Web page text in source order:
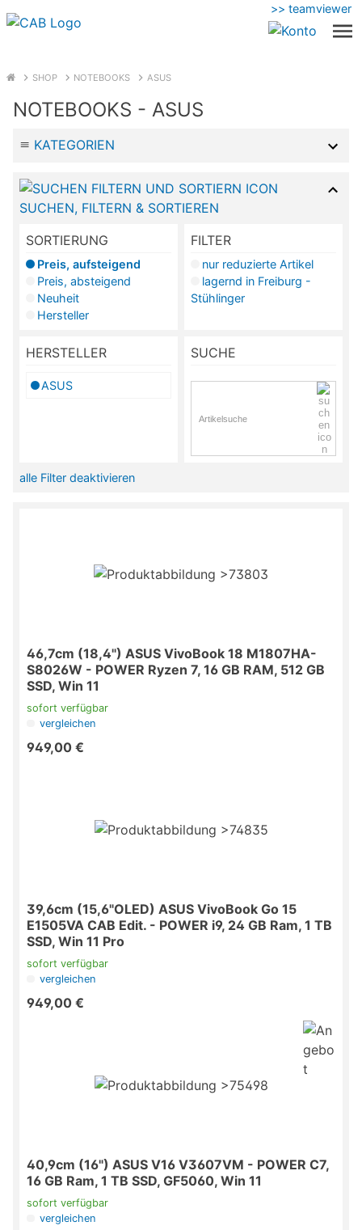
>> teamviewer
SHOP NOTEBOOKS ASUS
NOTEBOOKS - ASUS
KATEGORIEN
SUCHEN, FILTERN & SORTIEREN
SORTIERUNG
Preis, aufsteigend
Preis, absteigend
Neuheit
Hersteller
FILTER
nur reduzierte Artikel
lagernd in Freiburg -
Stühlinger
HERSTELLER
ASUS
SUCHE
alle Filter deaktivieren
46,7cm (18,4") ASUS VivoBook 18 M1807HA-
S8026W - POWER Ryzen 7, 16 GB RAM, 512 GB
SSD, Win 11
sofort verfügbar
vergleichen
949,00 €
39,6cm (15,6"OLED) ASUS VivoBook Go 15
E1505VA CAB Edit. - POWER i9, 24 GB Ram, 1 TB
SSD, Win 11 Pro
sofort verfügbar
vergleichen
949,00 €
40,9cm (16") ASUS V16 V3607VM - POWER C7,
16 GB Ram, 1 TB SSD, GF5060, Win 11
sofort verfügbar
vergleichen